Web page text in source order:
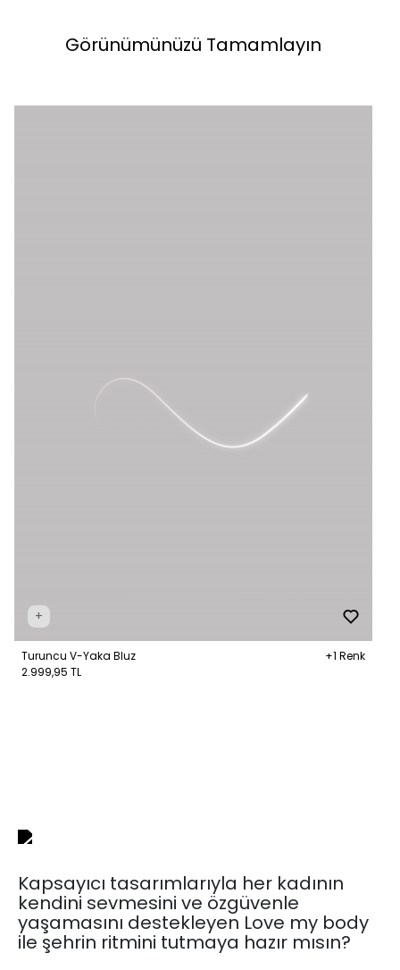
Görünümünüzü Tamamlayın
+
Turuncu V-Yaka Bluz
+1 Renk
2.999,95 TL
Kapsayıcı tasarımlarıyla her kadının
kendini sevmesini ve özgüvenle
yaşamasını destekleyen Love my body
ile şehrin ritmini tutmaya hazır mısın?